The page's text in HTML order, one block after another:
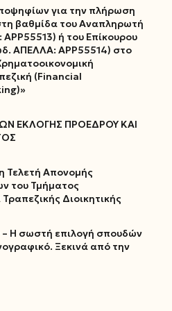
για την πλήρωση
βαθμίδα του Αναπληρωτή
ή του Επίκουρου
ΑΠΕΛΛΑ: ΑΡΡ55514) στο
(Financial
ΕΚΛΟΓΗΣ ΠΡΟΕΔΡΟΥ ΚΑΙ
Τελετή Απονομής
του Τμήματος
Διοικητικής
Η σωστή επιλογή σπουδών
Ξεκινά από την